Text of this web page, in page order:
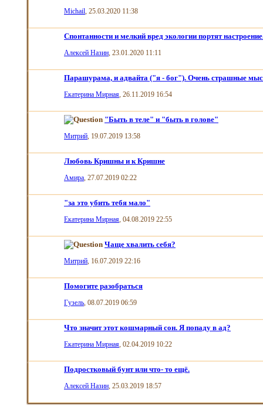
Michail, 25.03.2020 11:38
Спонтанности и мелкий вред экологии портят
Алексей Назин, 23.01.2020 11:11
Парашурама, и адвайта ("я - бог"). Очень страшные
Екатерина Мирная, 26.11.2019 16:54
"Быть в теле" и "быть в голове"
Митрий, 19.07.2019 13:58
Любовь Кришны и к Кришне
Амира, 27.07.2019 02:22
"за это убить тебя мало"
Екатерина Мирная, 04.08.2019 22:55
Чаще хвалить себя?
Митрий, 16.07.2019 22:16
Помогите разобраться
Гузель, 08.07.2019 06:59
Что значит этот кошмарный сон. Я попаду в ад?
Екатерина Мирная, 02.04.2019 10:22
Подростковый бунт или что- то ещё.
Алексей Назин, 25.03.2019 18:57